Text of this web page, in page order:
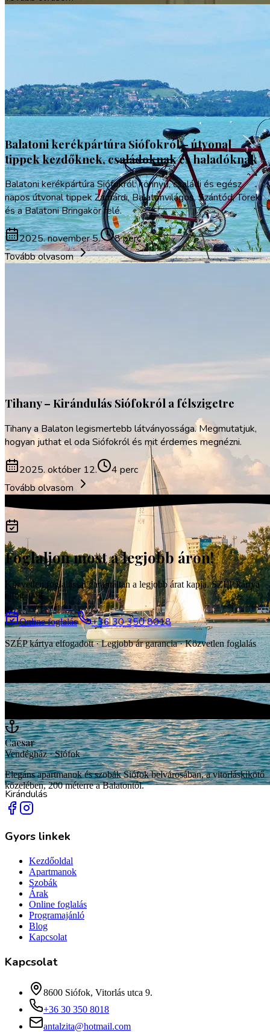
Vízi sportok
Vendégház
Balatoni kerékpártúra Siófokról – útvonal
tippek kezdőknek, családoknak és haladóknak
Balatoni kerékpártúra Siófokról: könnyű, családi és egész
napos útvonal tippek Zamárdi, Balatonvilágos, Szántód, Töreki
és a Balatoni Bringakör felé.
2025. november 5.
8 perc
Tovább olvasom
Kirándulás
Tihany – Kirándulás Siófokról a félszigetre
Tihany a Balaton legismertebb látványossága. Megmutatjuk,
hogyan juthat el oda Siófokról és mit érdemes megnézni.
2025. október 12.
4 perc
Tovább olvasom
Foglaljon most a legjobb áron!
Közvetlen foglalással garantáltan a legjobb árat kapja. SZÉP kártya
elfogadott.
Online foglalás +36 30 350 8018
SZÉP kártya elfogadott · Legjobb ár garancia · Közvetlen foglalás
Caesar
Vendégház · Siófok
Elegáns apartmanok és szobák Siófok belvárosában, a vitorláskikötő
közelében, 200 méterre a Balatontól.
Gyors linkek
Kezdőoldal
Apartmanok
Szobák
Árak
Online foglalás
Programajánló
Blog
Kapcsolat
Kapcsolat
8600 Siófok, Vitorlás utca 9.
+36 30 350 8018
antalzita@hotmail.com